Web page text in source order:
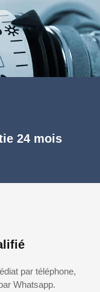
24 mois
par téléphone,
Whatsapp.